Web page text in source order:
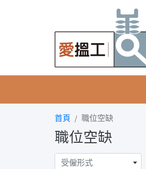
首頁 職位空缺
職位空缺
受僱形式